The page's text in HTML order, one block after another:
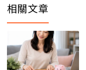
相關文章